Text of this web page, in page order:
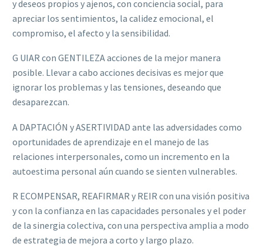
y deseos propios y ajenos, con conciencia social, para
apreciar los sentimientos, la calidez emocional, el
compromiso, el afecto y la sensibilidad.
G UIAR con GENTILEZA acciones de la mejor manera
posible. Llevar a cabo acciones decisivas es mejor que
ignorar los problemas y las tensiones, deseando que
desaparezcan.
A DAPTACIÓN y ASERTIVIDAD ante las adversidades como
oportunidades de aprendizaje en el manejo de las
relaciones interpersonales, como un incremento en la
autoestima personal aún cuando se sienten vulnerables.
R ECOMPENSAR, REAFIRMAR y REIR con una visión positiva
y con la confianza en las capacidades personales y el poder
de la sinergia colectiva, con una perspectiva amplia a modo
de estrategia de mejora a corto y largo plazo.